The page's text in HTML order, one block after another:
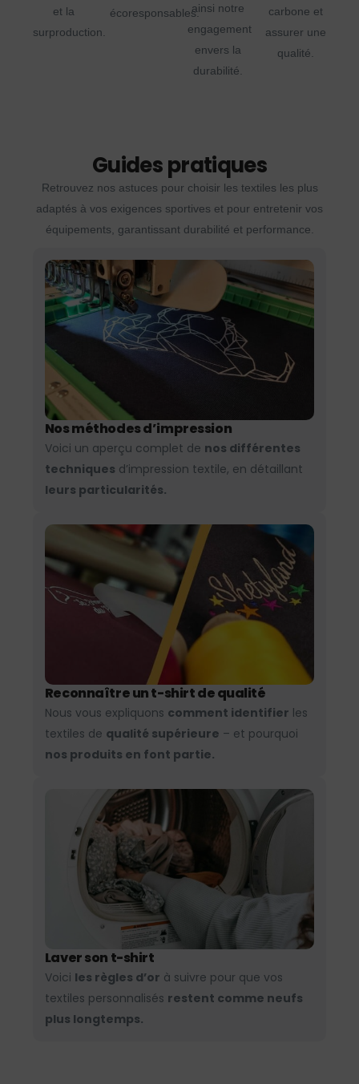
et la
surproduction.
écoresponsables.ainsi notre
engagement
envers la
durabilité.
carbone et
assurer une
qualité.
Guides pratiques
Retrouvez nos astuces pour choisir les textiles les plus
adaptés à vos exigences sportives et pour entretenir vos
équipements, garantissant durabilité et performance.
Nos méthodes d’impression
Voici un aperçu complet de nos différentes
techniques d’impression textile, en détaillant
leurs particularités.
Reconnaître un t-shirt de qualité
Nous vous expliquons comment identifier les
textiles de qualité supérieure – et pourquoi
nos produits en font partie.
Laver son t-shirt
Voici les règles d’or à suivre pour que vos
textiles personnalisés restent comme neufs
plus longtemps.